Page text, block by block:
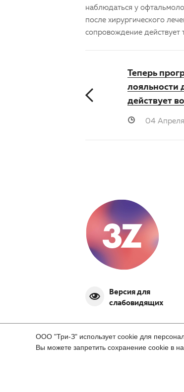
наблюдаться у
после хирургического
сопровождение действует
Теперь
лояльности
действует
04
Версия для
слабовидящих
ООО "Три-З" использует cookie для
Вы можете запретить сохранение cookie в